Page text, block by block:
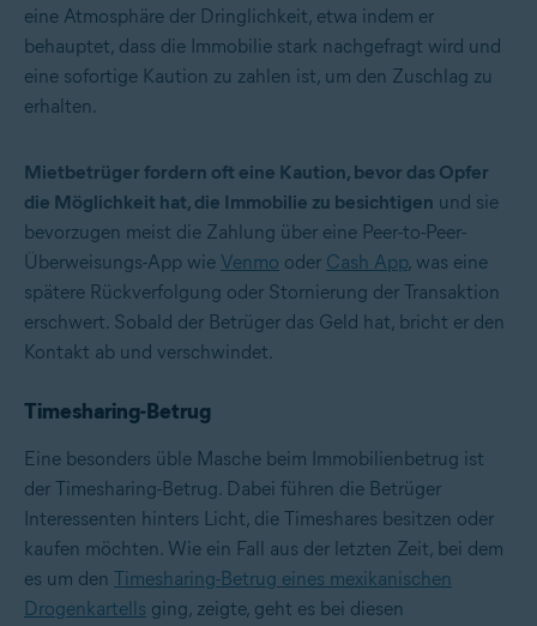
eine Atmosphäre der Dringlichkeit, etwa indem er
behauptet, dass die Immobilie stark nachgefragt wird und
eine sofortige Kaution zu zahlen ist, um den Zuschlag zu
erhalten.
Mietbetrüger fordern oft eine Kaution, bevor das Opfer
die Möglichkeit hat, die Immobilie zu besichtigen und sie
bevorzugen meist die Zahlung über eine Peer-to-Peer-
Überweisungs-App wie Venmo oder Cash App, was eine
spätere Rückverfolgung oder Stornierung der Transaktion
erschwert. Sobald der Betrüger das Geld hat, bricht er den
Kontakt ab und verschwindet.
Timesharing-Betrug
Eine besonders üble Masche beim Immobilienbetrug ist
der Timesharing-Betrug. Dabei führen die Betrüger
Interessenten hinters Licht, die Timeshares besitzen oder
kaufen möchten. Wie ein Fall aus der letzten Zeit, bei dem
es um den Timesharing-Betrug eines mexikanischen
Drogenkartells ging, zeigte, geht es bei diesen